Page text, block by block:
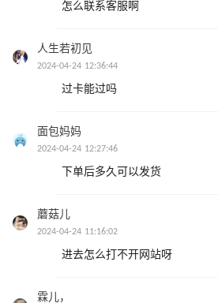
怎么联系客服啊
人生若初见
2024-04-24 12:36:44
过卡能过吗
面包妈妈
2024-04-24 12:27:46
下单后多久可以发货
蘑菇儿
2024-04-24 11:16:02
进去怎么打不开网站呀
霖儿，